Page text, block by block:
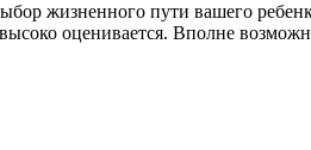
жизненного пути вашего
оценивается. Вполне